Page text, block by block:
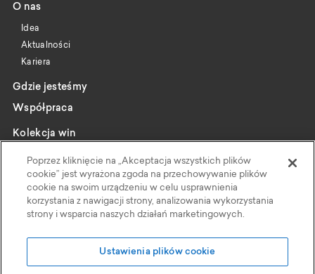
O nas
Idea
Aktualności
Kariera
Gdzie jesteśmy
Współpraca
Kolekcja win
Katalog
Wybrani producenci
Wine pairing
Kontakt
Polityka Prywatności
Poprzez kliknięcie na „Akceptacja wszystkich plików
cookie” jest wyrażona zgoda na przechowywanie plików
cookie na swoim urządzeniu w celu usprawnienia
korzystania z nawigacji strony, analizowania wykorzystania
strony i wsparcia naszych działań marketingowych.
Ustawienia plików cookie